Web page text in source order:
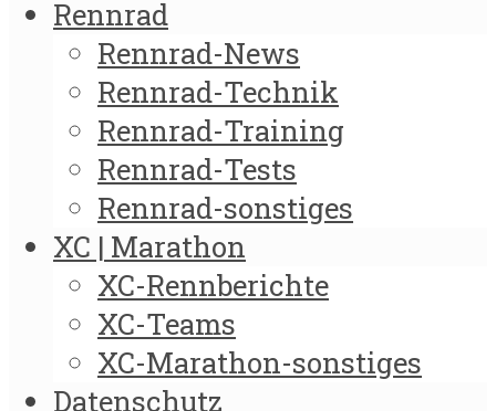
Rennrad
Rennrad-News
Rennrad-Technik
Rennrad-Training
Rennrad-Tests
Rennrad-sonstiges
XC | Marathon
XC-Rennberichte
XC-Teams
XC-Marathon-sonstiges
Datenschutz